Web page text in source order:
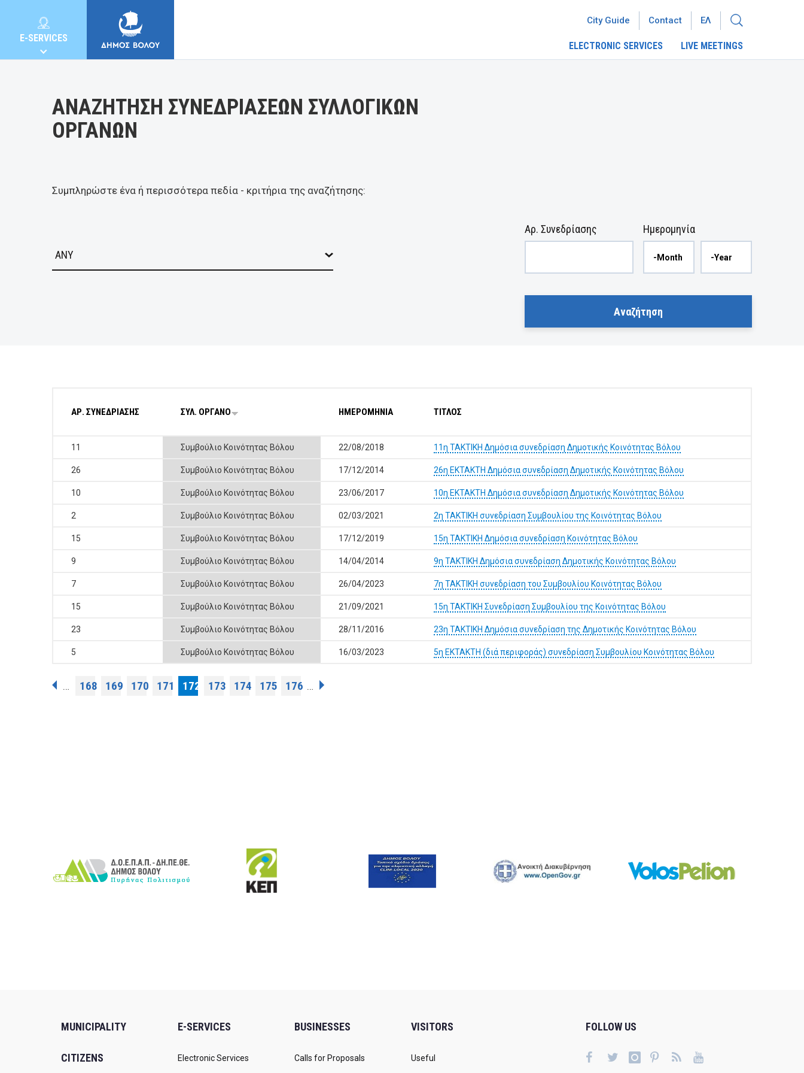
E-SERVICES
BUSINESSES
ELECTRONIC SERVICES LIVE MEETINGS
City Guide Contact ΕΛ
ΑΝΑΖΗΤΗΣΗ ΣΥΝΕΔΡΙΑΣΕΩΝ ΣΥΛΛΟΓΙΚΩΝ
ΟΡΓΑΝΩΝ
Συμπληρώστε ένα ή περισσότερα πεδία - κριτήρια της αναζήτησης:
Ημερομηνία
Αρ. Συνεδρίασης
ΑΡ. ΣΥΝΕΔΡΙΑΣΗΣ ΣΥΛ. ΟΡΓΑΝΟ ΗΜΕΡΟΜΗΝΙΑ ΤΙΤΛΟΣ
11 Συμβούλιο Κοινότητας Βόλου 22/08/2018 11η ΤΑΚΤΙΚΗ Δημόσια συνεδρίαση Δημοτικής Κοινότητας Βόλου
26 Συμβούλιο Κοινότητας Βόλου 17/12/2014 26η ΕΚΤΑΚΤΗ Δημόσια συνεδρίαση Δημοτικής Κοινότητας Βόλου
10 Συμβούλιο Κοινότητας Βόλου 23/06/2017 10η ΕΚΤΑΚΤΗ Δημόσια συνεδρίαση Δημοτικής Κοινότητας Βόλου
2 Συμβούλιο Κοινότητας Βόλου 02/03/2021 2η ΤΑΚΤΙΚΗ συνεδρίαση Συμβουλίου της Κοινότητας Βόλου
15 Συμβούλιο Κοινότητας Βόλου 17/12/2019 15η ΤΑΚΤΙΚΗ Δημόσια συνεδρίαση Κοινότητας Βόλου
9 Συμβούλιο Κοινότητας Βόλου 14/04/2014 9η ΤΑΚΤΙΚΗ Δημόσια συνεδρίαση Δημοτικής Κοινότητας Βόλου
7 Συμβούλιο Κοινότητας Βόλου 26/04/2023 7η ΤΑΚΤΙΚΗ συνεδρίαση του Συμβουλίου Κοινότητας Βόλου
15 Συμβούλιο Κοινότητας Βόλου 21/09/2021 15η ΤΑΚΤΙΚΗ Συνεδρίαση Συμβουλίου της Κοινότητας Βόλου
23 Συμβούλιο Κοινότητας Βόλου 28/11/2016 23η ΤΑΚΤΙΚΗ Δημόσια συνεδρίαση της Δημοτικής Κοινότητας Βόλου
5 Συμβούλιο Κοινότητας Βόλου 16/03/2023 5η ΕΚΤΑΚΤΗ (διά περιφοράς) συνεδρίαση Συμβουλίου Κοινότητας Βόλου
Pages
… 168 169 170 171 172 173 174 175 176 …
MUNICIPALITY
CITIZENS
E-SERVICES
Electronic Services
BUSINESSES
Calls for Proposals
VISITORS
Useful
FOLLOW US